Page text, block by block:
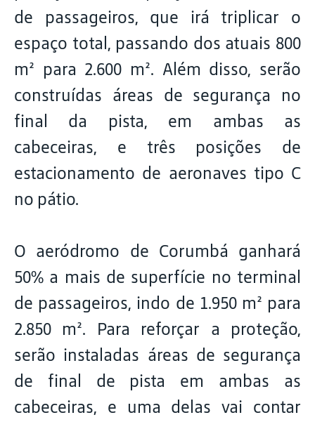
de passageiros, que irá triplicar o
espaço total, passando dos atuais 800
m² para 2.600 m². Além disso, serão
construídas áreas de segurança no
final da pista, em ambas as
cabeceiras, e três posições de
estacionamento de aeronaves tipo C
no pátio.
O aeródromo de Corumbá ganhará
50% a mais de superfície no terminal
de passageiros, indo de 1.950 m² para
2.850 m². Para reforçar a proteção,
serão instaladas áreas de segurança
de final de pista em ambas as
cabeceiras, e uma delas vai contar